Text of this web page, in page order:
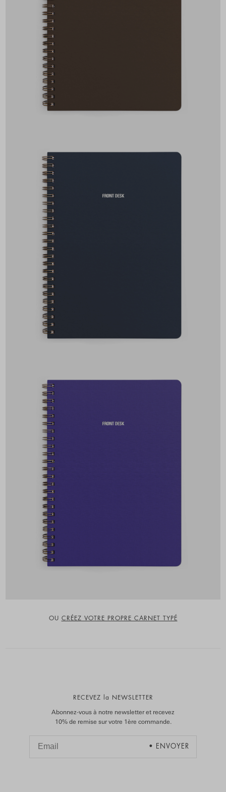
OU CRÉEZ VOTRE PROPRE CARNET TYPÉ
RECEVEZ la NEWSLETTER
Abonnez-vous à notre newsletter et recevez
10% de remise sur votre 1ère commande.